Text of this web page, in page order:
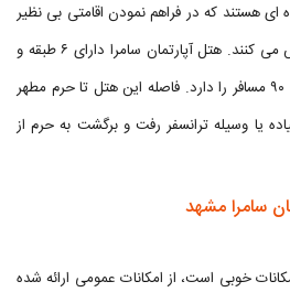
هستند که در فراهم نمودن اقامتی بی نظیر
برای مسافران در طول سال تلاش می کنند. هتل آپارتمان سامرا دارای ۶ طبقه و
۲۴ واحد اقامتی است که ظرفیت ۹۰ مسافر را دارد. فاصله این هتل تا حرم مطهر
یا وسیله ترانسفر رفت و برگشت به حرم از
سامرا مشهد
خوبی است، از امکانات عمومی ارائه شده